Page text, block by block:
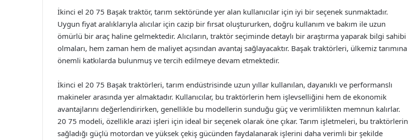
İkinci el 20 75 Başak traktör, tarım sektöründe yer alan kullanıcılar için iyi bir seçenek sunmaktadır.
Uygun fiyat aralıklarıyla alıcılar için cazip bir fırsat oluştururken, doğru kullanım ve bakım ile uzun
ömürlü bir araç haline gelmektedir. Alıcıların, traktör seçiminde detaylı bir araştırma yaparak bilgi sahibi
olmaları, hem zaman hem de maliyet açısından avantaj sağlayacaktır. Başak traktörleri, ülkemiz tarımına
önemli katkılarda bulunmuş ve tercih edilmeye devam etmektedir.
İkinci el 20 75 Başak traktörleri, tarım endüstrisinde uzun yıllar kullanılan, dayanıklı ve performanslı
makineler arasında yer almaktadır. Kullanıcılar, bu traktörlerin hem işlevselliğini hem de ekonomik
avantajlarını değerlendirirken, genellikle bu modellerin sunduğu güç ve verimlilikten memnun kalırlar.
20 75 modeli, özellikle arazi işleri için ideal bir seçenek olarak öne çıkar. Tarım işletmeleri, bu traktörlerin
sağladığı güçlü motordan ve yüksek çekiş gücünden faydalanarak işlerini daha verimli bir şekilde